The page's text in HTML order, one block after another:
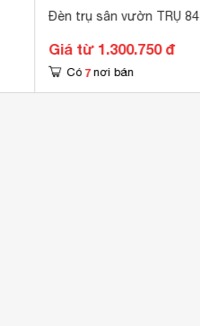
Đèn trụ sân vườn TRỤ 84
Giá từ 1.300.750 đ
Có 7 nơi bán